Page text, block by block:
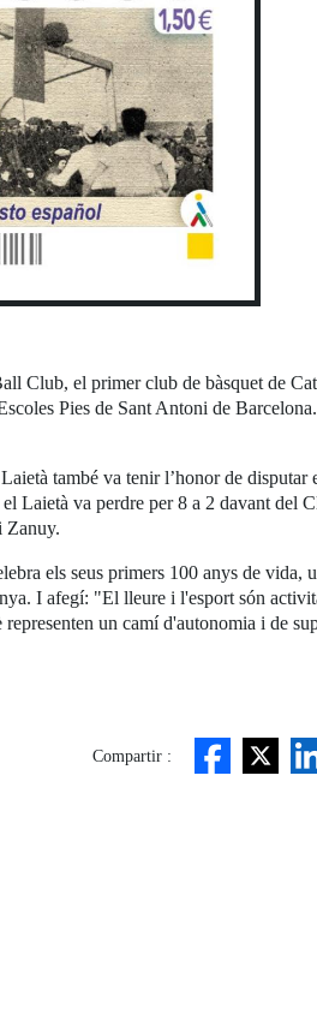
Club, el primer club de bàsquet de
Pies de Sant Antoni de
també va tenir l’honor de disputar
Laietà va perdre per 8 a 2 davant del
Zanuy.
els seus primers 100 anys de vida,
I afegí: "El lleure i l'esport són
un camí d'autonomia i de
Compartir :